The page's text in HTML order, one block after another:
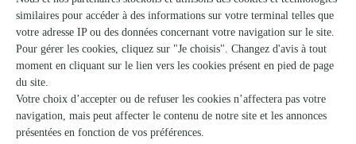
Voir la boutique